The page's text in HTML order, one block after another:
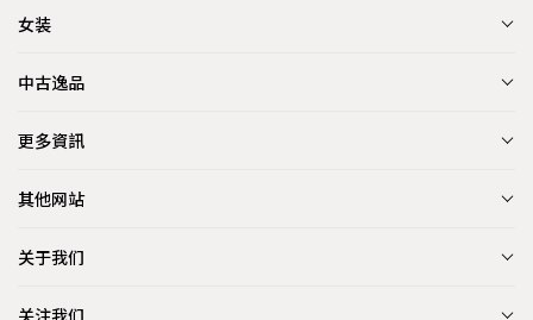
女装
中古逸品
更多資訊
其他网站
关于我们
关注我们